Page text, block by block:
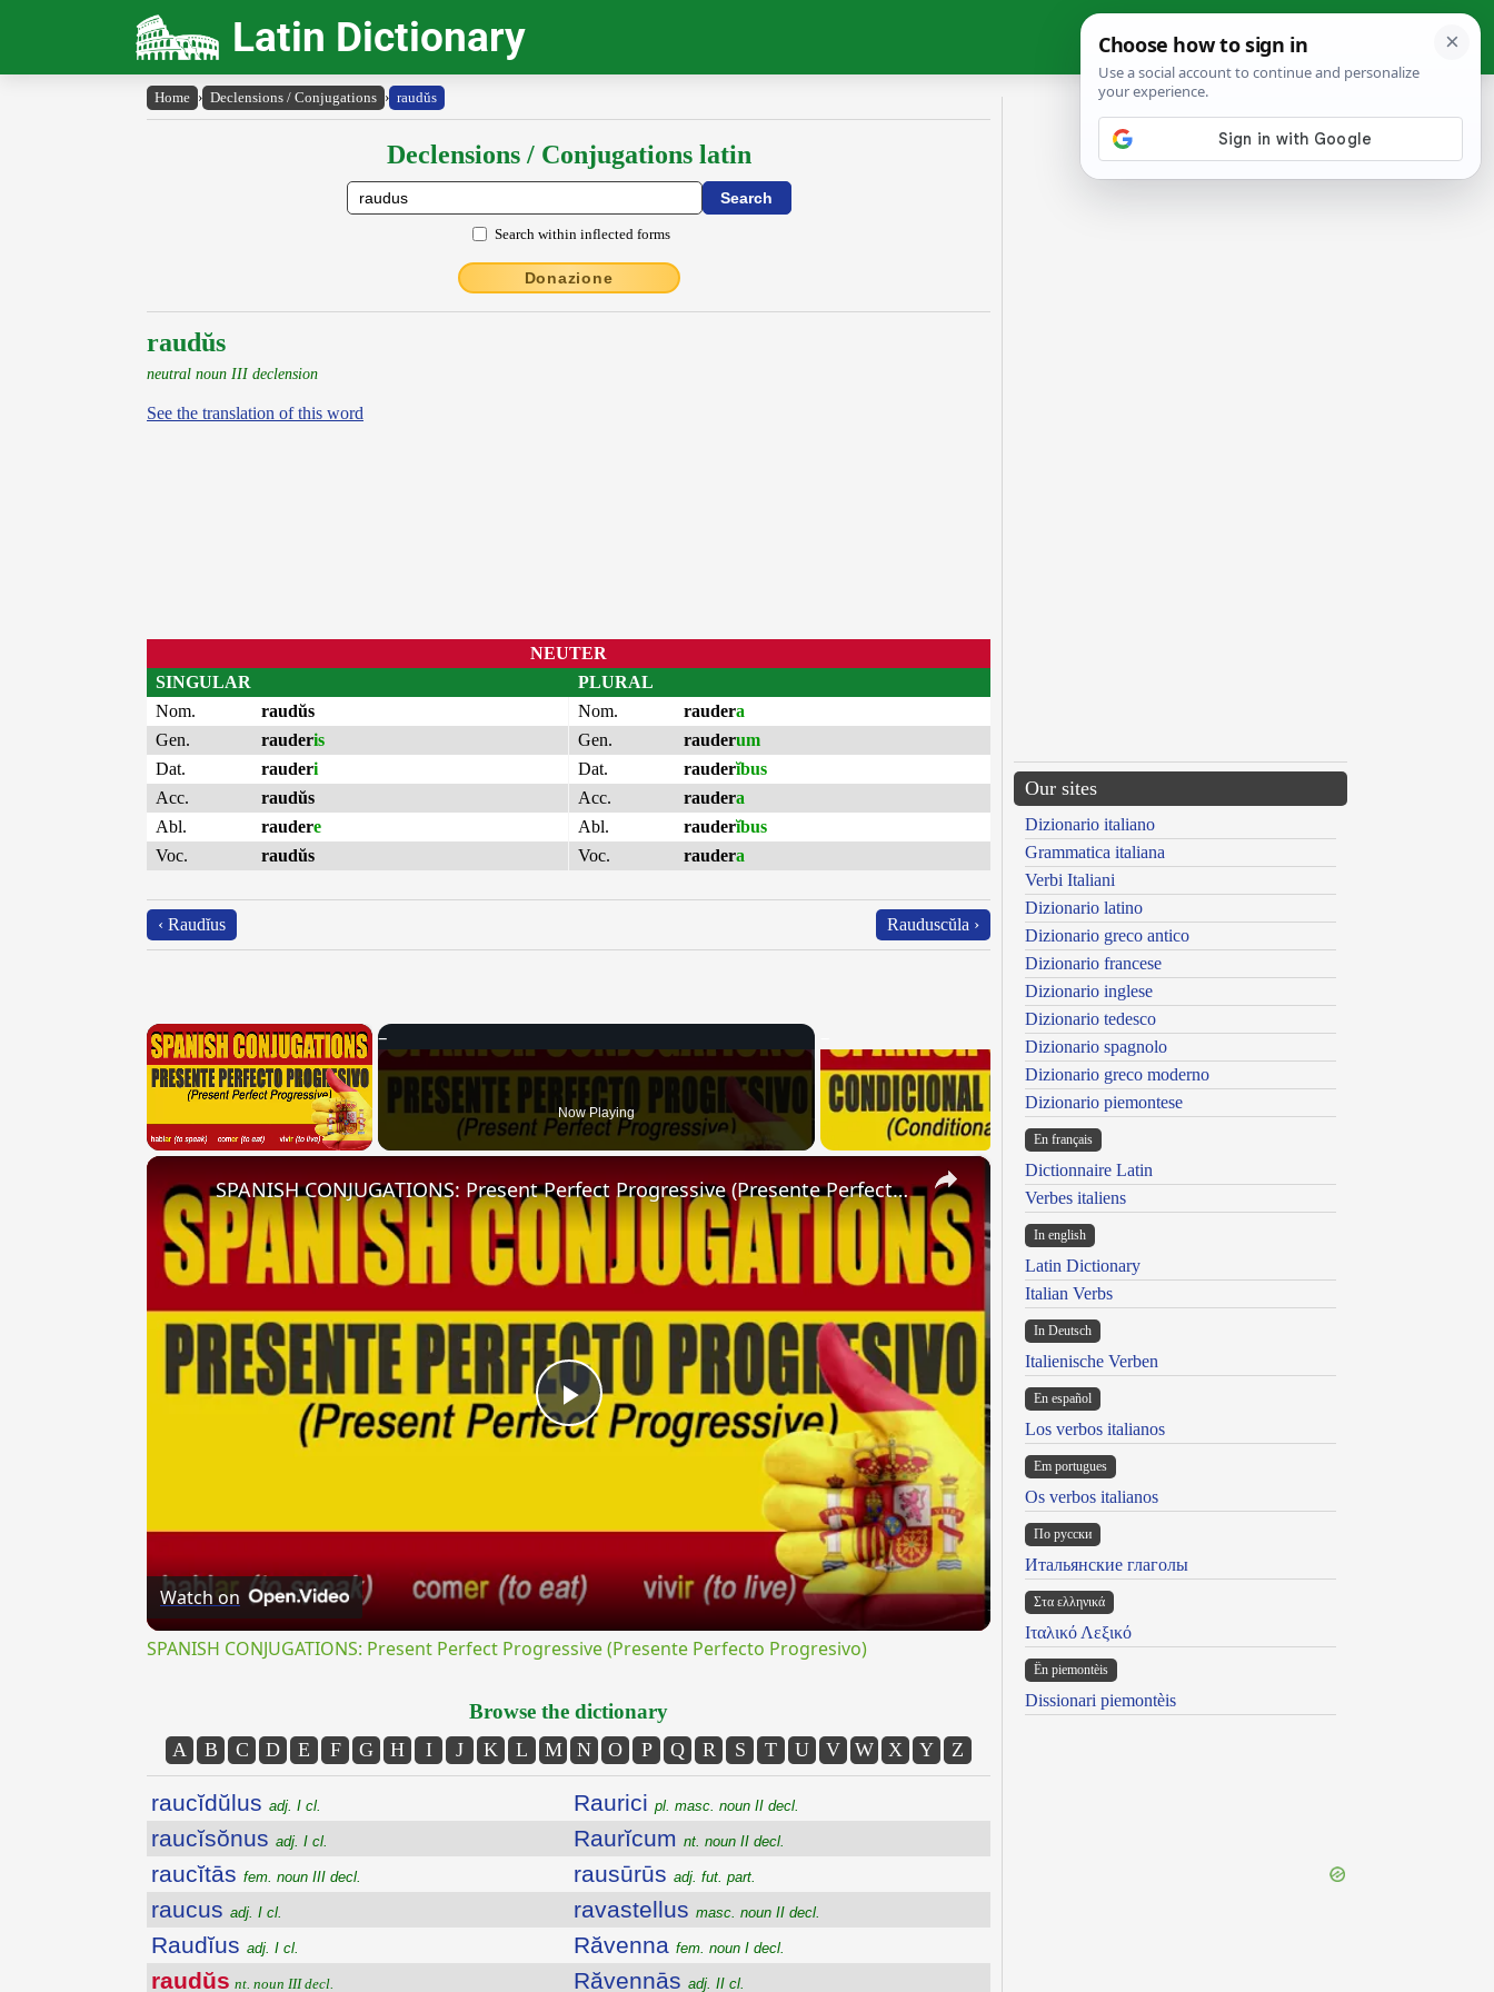
Latin Dictionary
Home › Declensions / Conjugations › raudŭs
Declensions / Conjugations latin
Search within inflected forms
Donazione
raudŭs
neutral noun III declension
See the translation of this word
NEUTER
SINGULAR
Nom.
raudŭs
Gen.
rauderis
Dat.
rauderi
Acc.
raudŭs
Abl.
raudere
Voc.
raudŭs
PLURAL
Nom.
raudera
Gen.
rauderum
Dat.
rauderĭbus
Acc.
raudera
Abl.
rauderĭbus
Voc.
raudera
‹ Raudĭus Rauduscŭla ›
×
Now Playing
×
Play
SPANISH CONJUGATIONS: Present Perfect Progressive (Presente Perfecto Progresivo)
Watch on
SPANISH CONJUGATIONS: Present Perfect Progressive (Presente Perfecto Progresivo)
Browse the dictionary
A B C D E F G H I J K L M N O P Q R S T U V W X Y Z
raucĭdŭlus adj. I cl.
raucĭsŏnus adj. I cl.
raucĭtās fem. noun III decl.
raucus adj. I cl.
Raudĭus adj. I cl.
raudŭs nt. noun III decl.
Raurici pl. masc. noun II decl.
Raurĭcum nt. noun II decl.
rausūrūs adj. fut. part.
ravastellus masc. noun II decl.
Răvenna fem. noun I decl.
Răvennās adj. II cl.
Our sites
Dizionario italiano
Grammatica italiana
Verbi Italiani
Dizionario latino
Dizionario greco antico
Dizionario francese
Dizionario inglese
Dizionario tedesco
Dizionario spagnolo
Dizionario greco moderno
Dizionario piemontese
En français
Dictionnaire Latin
Verbes italiens
In english
Latin Dictionary
Italian Verbs
In Deutsch
Italienische Verben
En español
Los verbos italianos
Em portugues
Os verbos italianos
По русски
Итальянские глаголы
Στα ελληνικά
Ιταλικό Λεξικό
Ën piemontèis
Dissionari piemontèis